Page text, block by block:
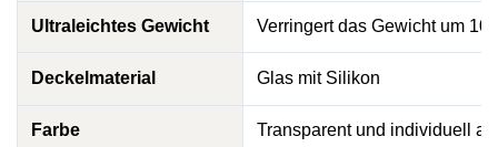
Ultraleichtes Gewicht Verringert das Gewicht um
Deckelmaterial Glas mit Silikon
Farbe Transparent und individuell